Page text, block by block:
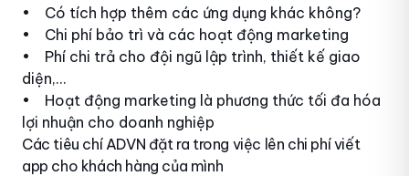
• Có tích hợp thêm các ứng dụng khác không?
• Chi phí bảo trì và các hoạt động marketing
• Phí chi trả cho đội ngũ lập trình, thiết kế giao
diện,...
• Hoạt động marketing là phương thức tối đa hóa
lợi nhuận cho doanh nghiệp
Các tiêu chí ADVN đặt ra trong việc lên chi phí viết
app cho khách hàng của mình